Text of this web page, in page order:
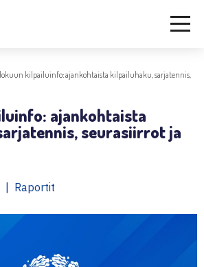
kilpailuinfo: ajankohtaista kilpailuhaku, sarjatennis,
ajankohtaista
seurasiirrot ja
| Raportit